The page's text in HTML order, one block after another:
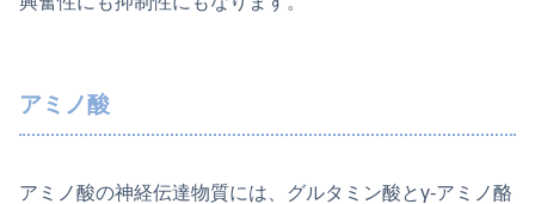
アミノ酸
アミノ酸の神経伝達物質には、グルタミン酸とγ-アミノ酪